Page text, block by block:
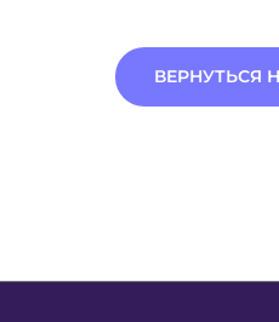
ВЕРНУТЬСЯ